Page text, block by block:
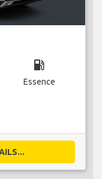
local_gas_station
Essence